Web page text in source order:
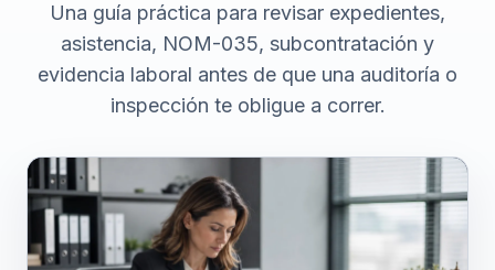
Una guía práctica para revisar expedientes,
asistencia, NOM-035, subcontratación y
evidencia laboral antes de que una auditoría o
inspección te obligue a correr.